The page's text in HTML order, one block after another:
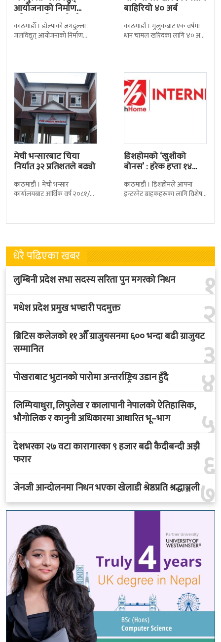
आयोजनाको निर्माण
प्रक्रिया अघि बढ्यो : ठेक्का
सम्झौतामा…
काठमाडाैँ । डोल्पाको जगदुल्ला
जलविद्युत् आयोजनाको निर्माण
बाहिरियो ४० अर्ब
काठमाडौं । मुलुकबाट एक वर्षमा
धान चामल खरिदका लागि ४० अर्ब
मेची भन्सारबाट चिया
निर्यात ३२ प्रतिशतले बढ्यो
काठमाडौं । मेची भन्सार
कार्यालयबाट आर्थिक वर्ष २०८१/८२
तथ्याङ्कानुसार
डिशहोमको ‘खुशीको
बोनस’ : हरेक हप्ता १४
जनालाई एक वर्ष…
काठमाडौं । डिशहोमले आफ्ना
इन्टरनेट ग्राहकहरूका लागि विशेष
धेरै पढिएका खबर
१
लुम्बिनी प्रदेश सभा सदस्य सरिता पुन मगरको निधन
२
मधेश प्रदेश प्रमुख भण्डारी पदमुक्त
३
ब्रिटिस कलेजको ११ औँ ग्राजुयसनमा ६०० भन्दा बढी ग्राजुयट
सम्मानित
४
पोखराबाट भुटानको पारोमा अन्तर्राष्ट्रिय उडान हुँदै
५
लिम्पियाधुरा, लिपुलेख र कालापानी नेपालको ऐतिहासिक,
भौगोलिक र कानुनी अधिकारमा आधारित भू–भाग
६
देशभरका २७ वटा कारागारका ९ हजार बढी कैदीबन्दी अझै
फरार
७
जेनजी आन्दोलनमा निधन भएका खेलाडी श्रेष्ठप्रति श्रद्धाञ्जली